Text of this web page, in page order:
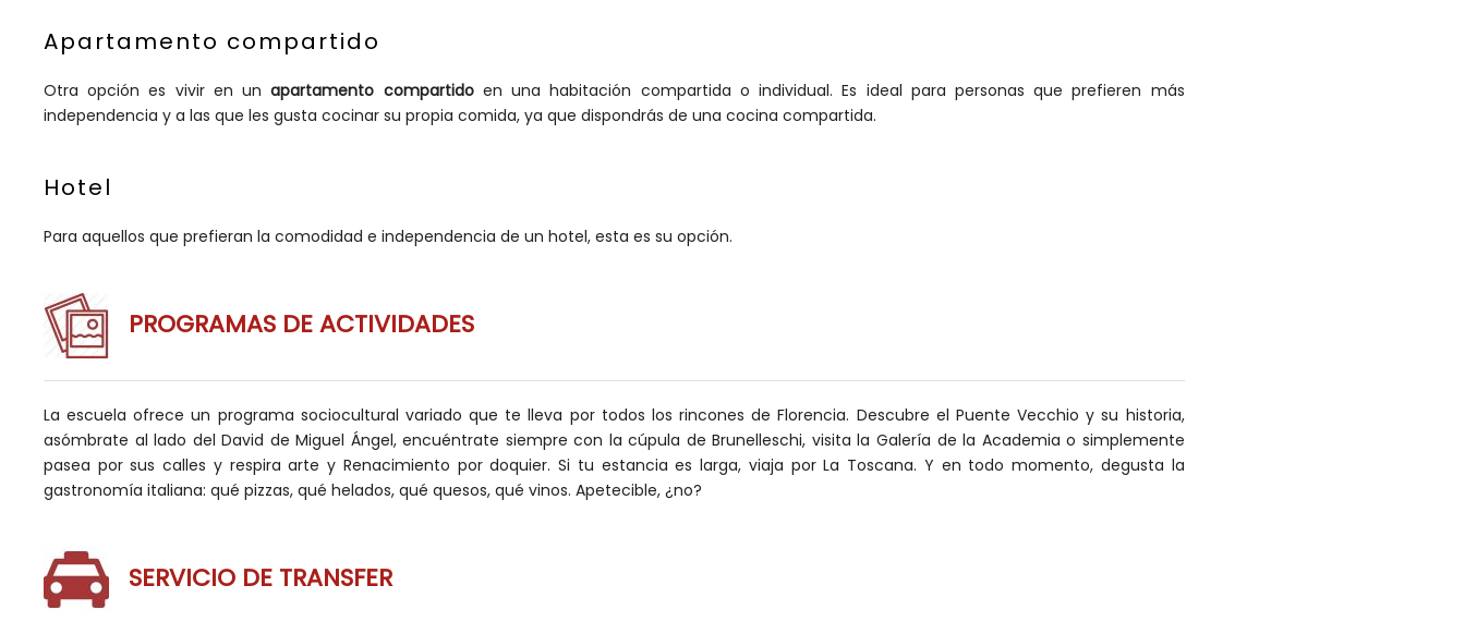
Apartamento compartido
Otra opción es vivir en un apartamento compartidoen una habitación compartida o individual. Es ideal para personas que prefieren más
independencia y a las que les gusta cocinar su propia comida, ya que dispondrás de una cocina compartida.
Hotel
Para aquellos que prefieran la comodidad e independencia de un hotel, esta es su opción.
PROGRAMAS DE ACTIVIDADES
La escuela ofrece un programa sociocultural variado que te lleva por todos los rincones de Florencia. Descubre el Puente Vecchio y su historia,
asómbrate al lado del David de Miguel Ángel, encuéntrate siempre con la cúpula de Brunelleschi, visita la Galería de la Academia o simplemente
pasea por sus calles y respira arte y Renacimiento por doquier. Si tu estancia es larga, viaja por La Toscana. Y en todo momento, degusta la
gastronomía italiana: qué pizzas, qué helados, qué quesos, qué vinos. Apetecible, ¿no?
SERVICIO DE TRANSFER